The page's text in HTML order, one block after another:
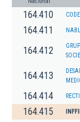
164.410
164.411
164.412
164.413
164.414
164.415